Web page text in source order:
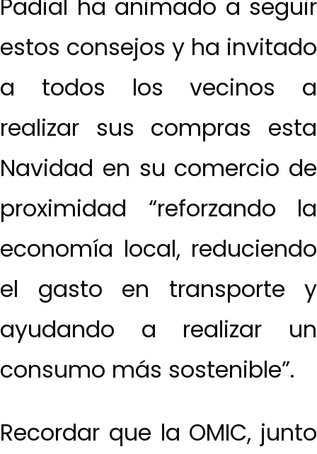
Padial ha animado a seguir
estos consejos y ha invitado
a todos los vecinos a
realizar sus compras esta
Navidad en su comercio de
proximidad “reforzando la
economía local, reduciendo
el gasto en transporte y
ayudando a realizar un
consumo más sostenible”.
Recordar que la OMIC, junto